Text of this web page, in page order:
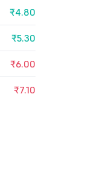
₹4.80
₹5.30
₹6.00
₹7.10